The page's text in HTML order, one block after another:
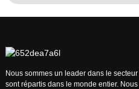
Nous sommes un leader dans le
sont répartis dans le monde entier.